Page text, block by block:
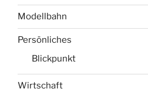
Modellbahn
Persönliches
Blickpunkt
Wirtschaft